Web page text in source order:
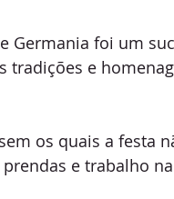
Germania foi um
tradições e
os quais a festa
e trabalho